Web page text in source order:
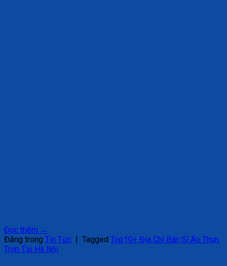
Đọc thêm →
Đăng trong Tin Tức Tagged Top10+ Địa Chỉ Bán Sỉ Áo Thun
Trơn Tại Hà Nội